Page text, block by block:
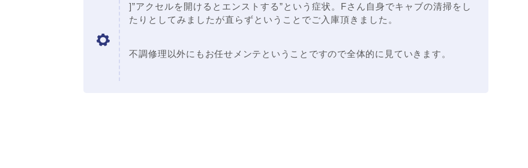
]”アクセルを開けるとエンストする”という症状。Fさん自身でキャブの清掃をし
たりとしてみましたが直らずということでご入庫頂きました。
不調修理以外にもお任せメンテということですので全体的に見ていきます。